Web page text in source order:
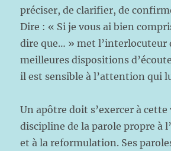
préciser, de clarifier, de
Dire : « Si je vous ai bien
dire que… » met l’interlocuteur
meilleures dispositions
il est sensible à l’attention qui
Un apôtre doit s’exercer à
discipline de la parole propre à
et à la reformulation. Ses